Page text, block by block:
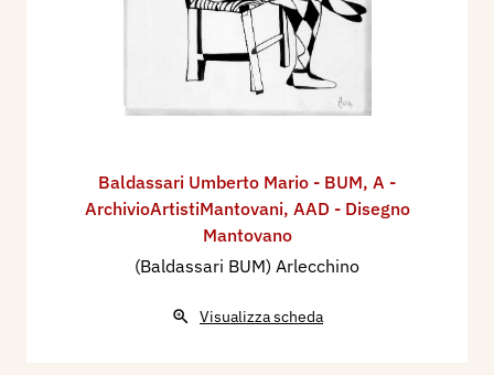
Baldassari Umberto Mario - BUM, A -
ArchivioArtistiMantovani, AAD - Disegno
Mantovano
(Baldassari BUM) Arlecchino
Visualizza scheda